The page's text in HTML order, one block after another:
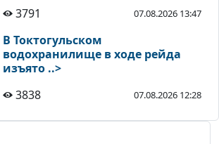
3791 07.08.2026 13:47
В Токтогульском
водохранилище в ходе рейда
изъято ..>
3838
07.08.2026 12:28